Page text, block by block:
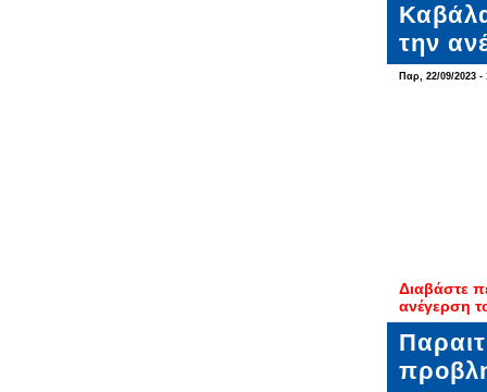
την
Παρ, 22/09/2023 -
Διαβάστε
ανέγερση